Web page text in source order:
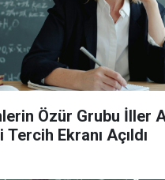
Özür Grubu İller
Ekranı Açıldı